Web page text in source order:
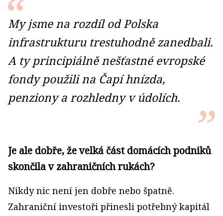
My jsme na rozdíl od Polska
infrastrukturu trestuhodně zanedbali.
A ty principiálně nešťastné evropské
fondy použili na Čapí hnízda,
penziony a rozhledny v údolích.
Je ale dobře, že velká část domácích podniků
skončila v zahraničních rukách?
Nikdy nic není jen dobře nebo špatně.
Zahraniční investoři přinesli potřebný kapitál